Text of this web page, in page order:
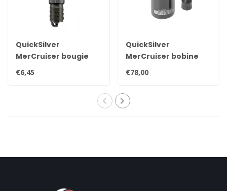
QuickSilver
MerCruiser bougie
NGK BPR6EFS 33-
816336Q
€6,45
QuickSilver
MerCruiser bobine
voor contactpunten
ontsteking
€78,00